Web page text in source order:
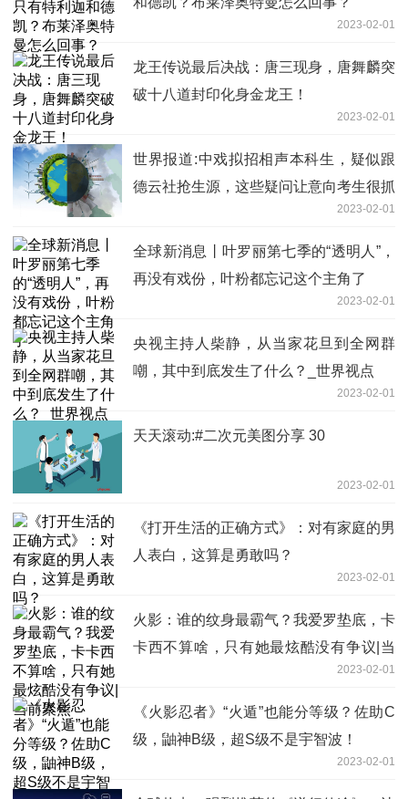
2023-02-01
龙王传说最后决战：唐三现身，唐舞麟突
破十八道封印化身金龙王！
2023-02-01
世界报道:中戏拟招相声本科生，疑似跟
德云社抢生源，这些疑问让意向考生很抓
2023-02-01
全球新消息丨叶罗丽第七季的“透明人”，
再没有戏份，叶粉都忘记这个主角了
2023-02-01
央视主持人柴静，从当家花旦到全网群
嘲，其中到底发生了什么？_世界视点
2023-02-01
天天滚动:#二次元美图分享 30
2023-02-01
《打开生活的正确方式》：对有家庭的男
人表白，这算是勇敢吗？
2023-02-01
火影：谁的纹身最霸气？我爱罗垫底，卡
卡西不算啥，只有她最炫酷没有争议|当
2023-02-01
《火影忍者》“火遁”也能分等级？佐助C
级，鼬神B级，超S级不是宇智波！
2023-02-01